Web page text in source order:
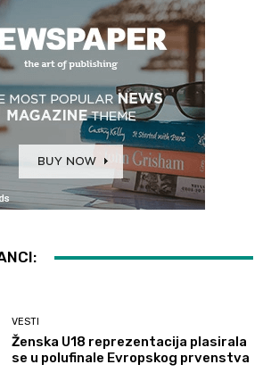
VESTI
Ženska U18 reprezentacija plasirala
se u polufinale Evropskog prvenstva